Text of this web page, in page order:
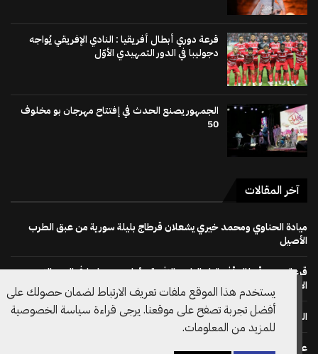
قرعة دوري أبطال أفريقيا : النادي الإفريقي يُواجه
دجوليبا في الدور التمهيدي الأوّل
الجمهور يصنع الحدث في إفتتاح مهرجان بو مخلوف
50
آخر المقالات
ميادة الحناوي ومحمد خيري يشعلان قرطاج بليلة سورية من عبق الطرب
الأصيل
قرعة دوري أبطال أفريقيا : النادي الإفريقي يُواجه دجوليبا في الدور التمهيدي
الأوّل
الجمهور يصنع الحدث في إفتتاح مهرجان بو مخلوف 50
على خطى نظيره الويلزي: الاتحاد الانقليزي لكرة القدم يسحب دعم ترشح
يستخدم هذا الموقع ملفات تعريف الارتباط لضمان حصولك على
أفضل تجربة تصفح على موقعنا. يرجى قراءة سياسة الخصوصية
للمزيد من المعلومات.